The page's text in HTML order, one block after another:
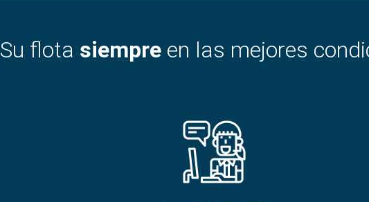
Su flota siempre en las mejores